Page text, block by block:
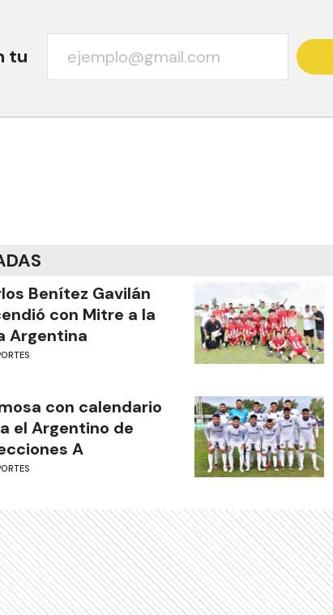
tu
Benítez Gavilán
con Mitre a la
Argentina
con calendario
el Argentino de
A